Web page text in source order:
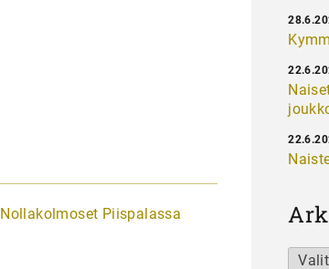
Nollakolmoset Piispalassa